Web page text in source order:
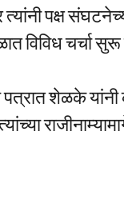
त्यांनी पक्ष
विविध चर्चा
पत्रात शेळके